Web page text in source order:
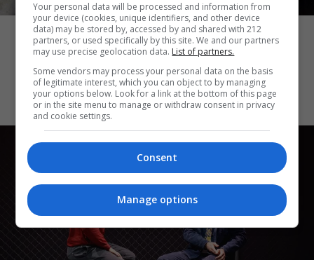
ΘΕΑΤΡΙΚΑ ΝΕΑ
Artist Unknown – Η Ήβη ήταν εδώ: Η
συγκλονιστική ιστορία της ζωγράφου
Ήβης Στάγκαλη στο Δημοτικό Θέατρο
Πειραιά
Your personal data will be processed and information from
your device (cookies, unique identifiers, and other device
data) may be stored by, accessed by and shared with 212
partners, or used specifically by this site. We and our partners
may use precise geolocation data. List of partners.
Some vendors may process your personal data on the basis
of legitimate interest, which you can object to by managing
your options below. Look for a link at the bottom of this page
or in the site menu to manage or withdraw consent in privacy
and cookie settings.
Consent
Manage options